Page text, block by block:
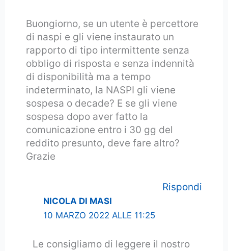
Buongiorno, se un utente è percettore
di naspi e gli viene instaurato un
rapporto di tipo intermittente senza
obbligo di risposta e senza indennità
di disponibilità ma a tempo
indeterminato, la NASPI gli viene
sospesa o decade? E se gli viene
sospesa dopo aver fatto la
comunicazione entro i 30 gg del
reddito presunto, deve fare altro?
Grazie
Rispondi
NICOLA DI MASI
10 MARZO 2022 ALLE 11:25
Le consigliamo di leggere il nostro